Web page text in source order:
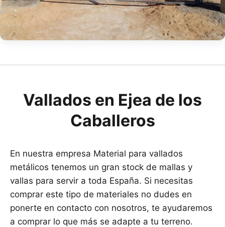
Vallados en Ejea de los
Caballeros
En nuestra empresa Material para vallados
metálicos tenemos un gran stock de mallas y
vallas para servir a toda España. Si necesitas
comprar este tipo de materiales no dudes en
ponerte en contacto con nosotros, te ayudaremos
a comprar lo que más se adapte a tu terreno.